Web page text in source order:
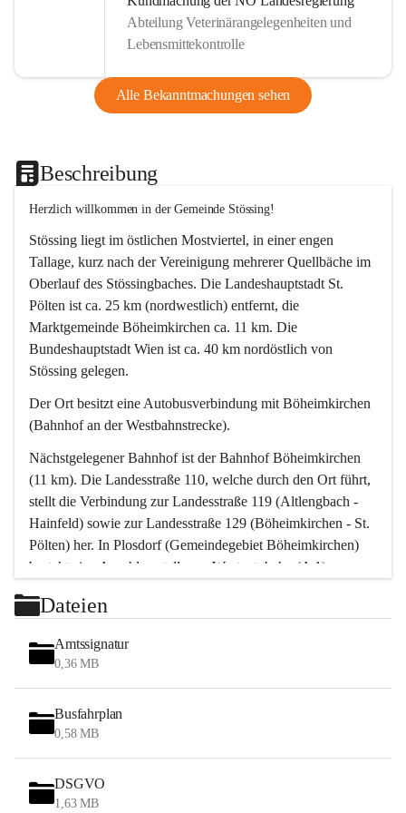
Abteilung Veterinärangelegenheiten und
Lebensmittekontrolle
Alle Bekanntmachungen sehen
Beschreibung
Herzlich willkommen in der Gemeinde Stössing!
Stössing liegt im östlichen Mostviertel, in einer engen
Tallage, kurz nach der Vereinigung mehrerer Quellbäche im
Oberlauf des Stössingbaches. Die Landeshauptstadt St.
Pölten ist ca. 25 km (nordwestlich) entfernt, die
Marktgemeinde Böheimkirchen ca. 11 km. Die
Bundeshauptstadt Wien ist ca. 40 km nordöstlich von
Stössing gelegen.
Der Ort besitzt eine Autobusverbindung mit Böheimkirchen
(Bahnhof an der Westbahnstrecke).
Nächstgelegener Bahnhof ist der Bahnhof Böheimkirchen
(11 km). Die Landesstraße 110, welche durch den Ort führt,
stellt die Verbindung zur Landesstraße 119 (Altlengbach -
Hainfeld) sowie zur Landesstraße 129 (Böheimkirchen - St.
Pölten) her. In Plosdorf (Gemeindegebiet Böheimkirchen)
besteht eine Anschlussstelle zur Westautobahn (A 1).
Wien erreicht man in ca. 45 Minuten.
Stössing zählt noch zum Naherholungsraum Wien sowie
zum Naherholungsraum St. Pölten. Viele Bauernhöfe hatten
„ihre Wiener“. Seit 1960 bauten viele Wiener
Wochenendhäuser im Gemeindegebiet. Wegen des
waldreichen Jagdgebietes haben viele Jagdpächter ihre
Das Wandern ist aus touristischer Sicht die bedeutendste
Tätigkeit. Das hügelige Gebiet mit Wanderwegen durch
Dateien
Amtssignatur
0,36 MB
Busfahrplan
0,58 MB
DSGVO
1,63 MB